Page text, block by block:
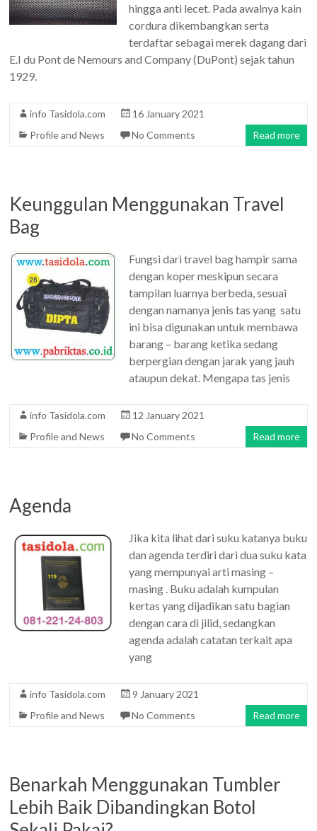
hingga anti lecet. Pada awalnya kain
cordura dikembangkan serta
terdaftar sebagai merek dagang dari
E.I du Pont de Nemours and Company (DuPont) sejak tahun
1929.
info Tasidola.com
16 January 2021
Profile and News
No Comments Read more
Keunggulan Menggunakan Travel
Bag
Fungsi dari travel bag hampir sama
dengan koper meskipun secara
tampilan luarnya berbeda, sesuai
dengan namanya jenis tas yang satu
ini bisa digunakan untuk membawa
barang – barang ketika sedang
berpergian dengan jarak yang jauh
ataupun dekat. Mengapa tas jenis
info Tasidola.com
12 January 2021
Profile and News
No Comments Read more
Agenda
Jika kita lihat dari suku katanya buku
dan agenda terdiri dari dua suku kata
yang mempunyai arti masing –
masing . Buku adalah kumpulan
kertas yang dijadikan satu bagian
dengan cara di jilid, sedangkan
agenda adalah catatan terkait apa
yang
info Tasidola.com
9 January 2021
Profile and News
No Comments Read more
Benarkah Menggunakan Tumbler
Lebih Baik Dibandingkan Botol